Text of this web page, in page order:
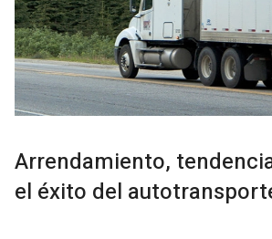
Arrendamiento,
el éxito del